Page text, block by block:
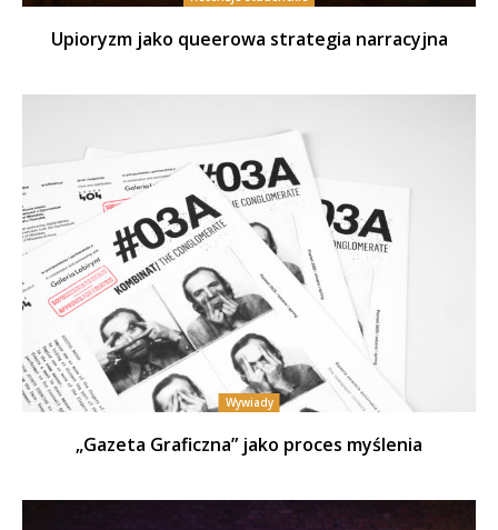
Upioryzm jako queerowa strategia narracyjna
Wywiady
„Gazeta Graficzna” jako proces myślenia